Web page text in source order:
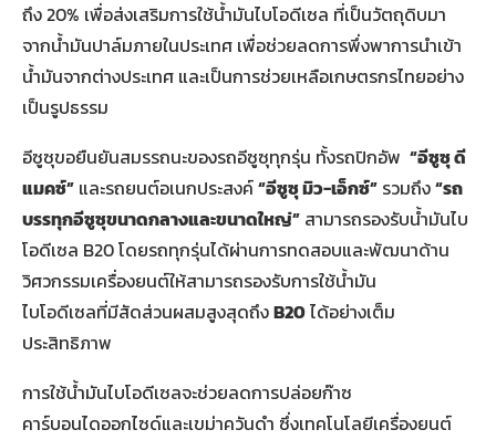
ถึง 20% เพื่อส่งเสริมการใช้น้ำมันไบโอดีเซล ที่เป็นวัตถุดิบมา
จากน้ำมันปาล์มภายในประเทศ เพื่อช่วยลดการพึ่งพาการนำเข้า
น้ำมันจากต่างประเทศ และเป็นการช่วยเหลือเกษตรกรไทยอย่าง
เป็นรูปธรรม
อีซูซุขอยืนยันสมรรถนะของรถอีซูซุทุกรุ่น ทั้งรถปิกอัพ “อีซูซุ ดี
แมคซ์” และรถยนต์อเนกประสงค์“อีซูซุ มิว-เอ็กซ์” รวมถึง“รถ
บรรทุกอีซูซุขนาดกลางและขนาดใหญ่” สามารถรองรับน้ำมันไบ
โอดีเซล B20 โดยรถทุกรุ่นได้ผ่านการทดสอบและพัฒนาด้าน
วิศวกรรมเครื่องยนต์ให้สามารถรองรับการใช้น้ำมัน
ไบโอดีเซลที่มีสัดส่วนผสมสูงสุดถึงB20ได้อย่างเต็ม
ประสิทธิภาพ
การใช้น้ำมันไบโอดีเซลจะช่วยลดการปล่อยก๊าซ
คาร์บอนไดออกไซด์และเขม่าควันดำ ซึ่งเทคโนโลยีเครื่องยนต์